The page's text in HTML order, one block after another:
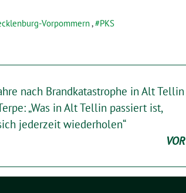
Vorpommern, PKS
nach Brandkatastrophe in Alt Tellin
„Was in Alt Tellin passiert ist,
jederzeit wiederholen“
VOR